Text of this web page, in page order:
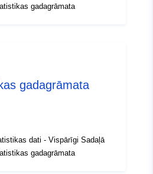
]
Q13319#ID
gadagrāmata
gadagrāmata
dati - Vispārīgi Sadaļā
gadagrāmata